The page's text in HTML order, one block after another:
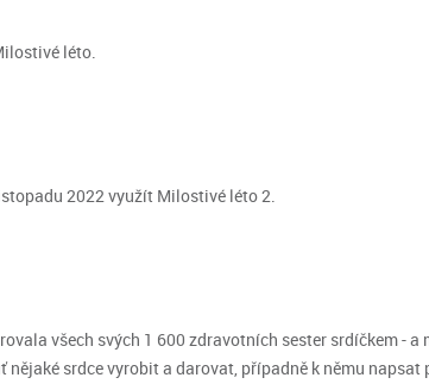
léto.
2022 využít Milostivé léto 2.
všech svých 1 600 zdravotních sester srdíčkem - a
nějaké srdce vyrobit a darovat, případně k němu napsat